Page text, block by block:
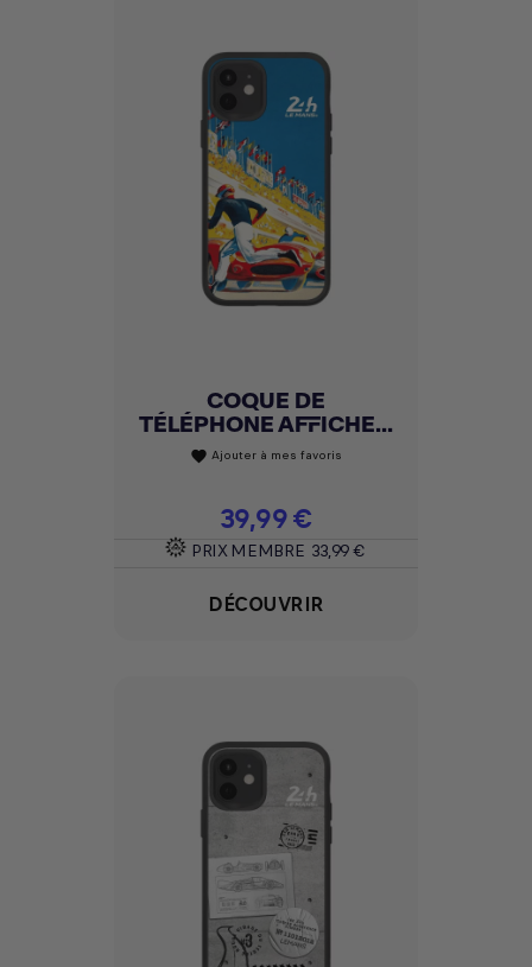
COQUE DE
TÉLÉPHONE AFFICHE...
favorite Ajouter à mes favoris
Prix
39,99 €
PRIX MEMBRE 33,99 €
DÉCOUVRIR